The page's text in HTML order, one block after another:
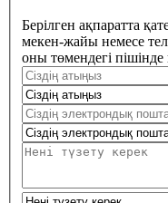
Берілген ақпаратта
мекен-жайы немесе
оны төмендегі пішінде